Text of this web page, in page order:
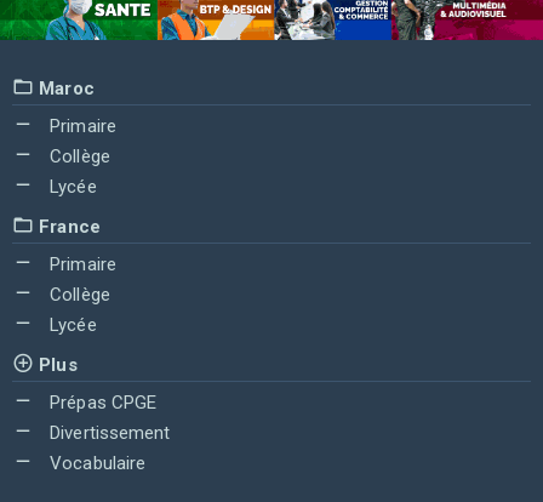
Maroc
Primaire
Collège
Lycée
France
Primaire
Collège
Lycée
Plus
Prépas CPGE
Divertissement
Vocabulaire